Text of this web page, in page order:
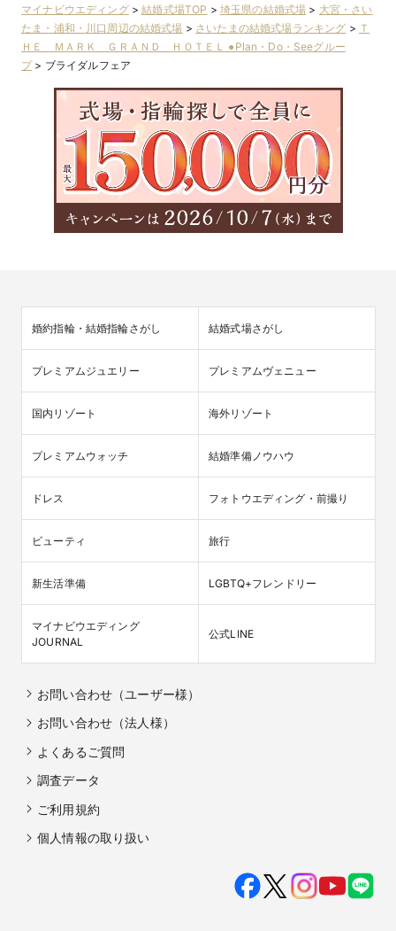
マイナビウエディング>結婚式場TOP > 埼玉県の結婚式場 > 大宮・さい
たま・浦和・川口周辺の結婚式場 > さいたまの結婚式場ランキング > Ｔ
ＨＥ ＭＡＲＫ ＧＲＡＮＤ ＨＯＴＥＬ ●Plan・Do・Seeグルー
プ> ブライダルフェア
婚約指輪・結婚指輪さがし 結婚式場さがし
プレミアムジュエリー プレミアムヴェニュー
国内リゾート 海外リゾート
プレミアムウォッチ 結婚準備ノウハウ
ドレス フォトウエディング・前撮り
ビューティ 旅行
新生活準備 LGBTQ+フレンドリー
マイナビウエディング
JOURNAL
公式LINE
お問い合わせ（ユーザー様）
お問い合わせ（法人様）
よくあるご質問
調査データ
ご利用規約
個人情報の取り扱い